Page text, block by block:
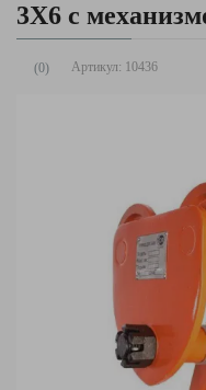
3Х6 с
(0) Артикул: 10436